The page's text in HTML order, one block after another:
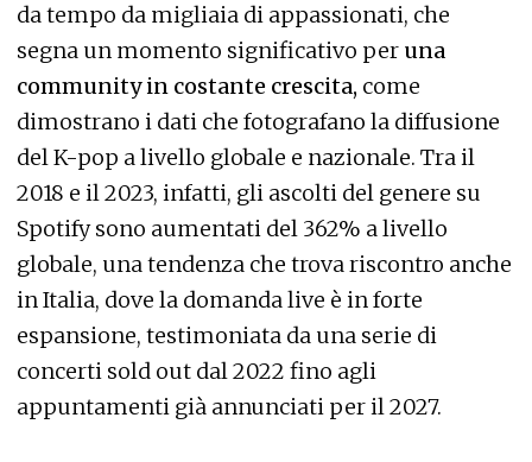
da tempo da migliaia di appassionati, che
segna un momento significativo per una
community in costante crescita, come
dimostrano i dati che fotografano la diffusione
del K-pop a livello globale e nazionale. Tra il
2018 e il 2023, infatti, gli ascolti del genere su
Spotify sono aumentati del 362% a livello
globale, una tendenza che trova riscontro anche
in Italia, dove la domanda live è in forte
espansione, testimoniata da una serie di
concerti sold out dal 2022 fino agli
appuntamenti già annunciati per il 2027.